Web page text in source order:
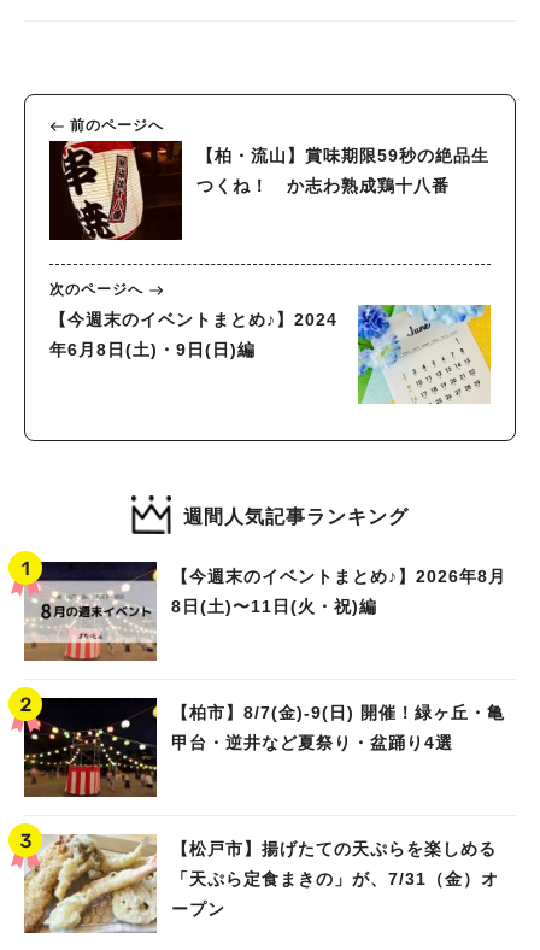
前のページへ
【柏・流山】賞味期限59秒の絶品生
つくね！ か志わ熟成鶏十八番
次のページへ
【今週末のイベントまとめ♪】2024
年6月8日(土)・9日(日)編
週間人気記事ランキング
【今週末のイベントまとめ♪】2026年8月
8日(土)〜11日(火・祝)編
【柏市】8/7(金)‐9(日) 開催！緑ヶ丘・亀
甲台・逆井など夏祭り・盆踊り4選
【松戸市】揚げたての天ぷらを楽しめる
「天ぷら定食まきの」が、7/31（金）オ
ープン